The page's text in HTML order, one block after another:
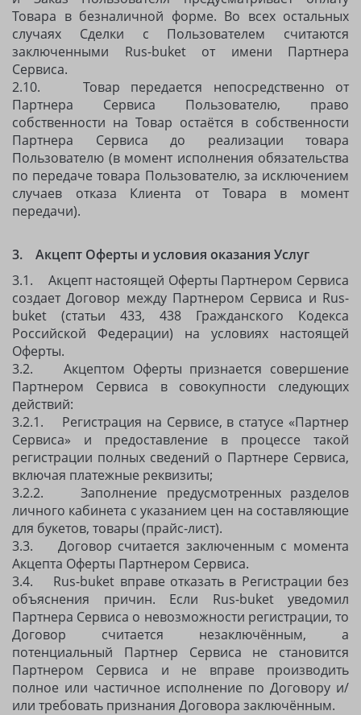
Товара в безналичной форме. Во всех остальных
случаях Сделки с Пользователем считаются
заключенными Rus-buket от имени Партнера
Сервиса.
2.10. Товар передается непосредственно от
Партнера Сервиса Пользователю, право
собственности на Товар остаётся в собственности
Партнера Сервиса до реализации товара
Пользователю (в момент исполнения обязательства
по передаче товара Пользователю, за исключением
случаев отказа Клиента от Товара в момент
передачи).
3. Акцепт Оферты и условия оказания Услуг
3.1. Акцепт настоящей Оферты Партнером Сервиса
создает Договор между Партнером Сервиса и Rus-
buket (статьи 433, 438 Гражданского Кодекса
Российской Федерации) на условиях настоящей
Оферты.
3.2. Акцептом Оферты признается совершение
Партнером Сервиса в совокупности следующих
действий:
3.2.1. Регистрация на Сервисе, в статусе «Партнер
Сервиса» и предоставление в процессе такой
регистрации полных сведений о Партнере Сервиса,
включая платежные реквизиты;
3.2.2. Заполнение предусмотренных разделов
личного кабинета с указанием цен на составляющие
для букетов, товары (прайс-лист).
3.3. Договор считается заключенным с момента
Акцепта Оферты Партнером Сервиса.
3.4. Rus-buket вправе отказать в Регистрации без
объяснения причин. Если Rus-buket уведомил
Партнера Сервиса о невозможности регистрации, то
Договор считается незаключённым, а
потенциальный Партнер Сервиса не становится
Партнером Сервиса и не вправе производить
полное или частичное исполнение по Договору и/
или требовать признания Договора заключённым.